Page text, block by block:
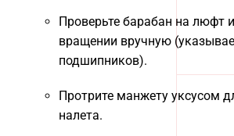
Проверьте барабан на люфт
вращении вручную
подшипников).
Протрите манжету уксусом
налета.